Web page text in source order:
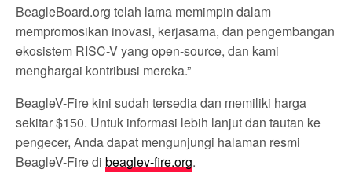
BeagleBoard.org telah lama memimpin dalam
mempromosikan inovasi, kerjasama, dan pengembangan
ekosistem RISC-V yang open-source, dan kami
menghargai kontribusi mereka.”
BeagleV-Fire kini sudah tersedia dan memiliki harga
sekitar $150. Untuk informasi lebih lanjut dan tautan ke
pengecer, Anda dapat mengunjungi halaman resmi
BeagleV-Fire dibeaglev-fire.org.